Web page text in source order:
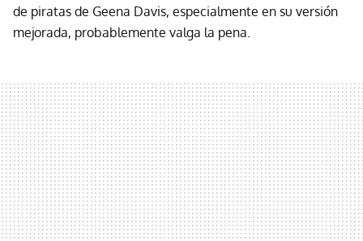
de piratas de Geena Davis, especialmente en su versión
mejorada, probablemente valga la pena.